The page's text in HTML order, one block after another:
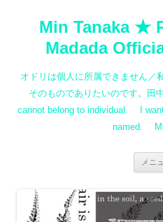
キ
ッ
Min Tanaka ★
Madada
オドリは個人に所属できません／
そのものでありたいのです。
cannot belong to individual. I
named.
メニ